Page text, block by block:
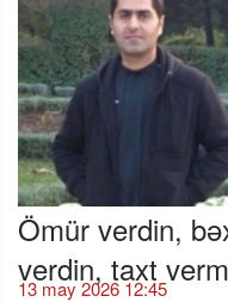
Ömür verdin,
verdin, taxt
13 may 2026 12:45